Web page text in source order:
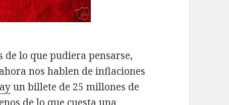
de lo que pudiera pensarse,
nos hablen de inflaciones
un billete de 25 millones de